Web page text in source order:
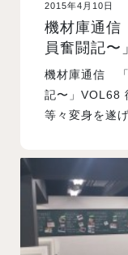
2015年4月10日
機材庫通
員奮闘記〜
機材庫通信 「
記〜」VOL68
等々変身を遂